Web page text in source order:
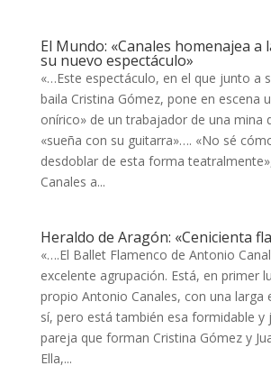
El Mundo: «Canales homenajea a
su nuevo espectáculo»
«…Este espectáculo, en el que junto a
baila Cristina Gómez, pone en escena
onírico» de un trabajador de una mina
«sueña con su guitarra»…. «No sé
desdoblar de esta forma
Canales a...
Heraldo de Aragón: «Cenicienta
«….El Ballet Flamenco de Antonio
excelente agrupación. Está, en primer
propio Antonio Canales, con una larga
sí, pero está también esa formidable y
pareja que forman Cristina Gómez y
Ella,...